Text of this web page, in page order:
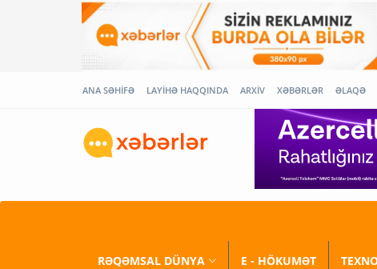
ANA SƏHİFƏ LAYİHƏ HAQQINDA ARXİV XƏBƏRLƏR ƏLAQƏ
RƏQƏMSAL DÜNYA E - HÖKUMƏT